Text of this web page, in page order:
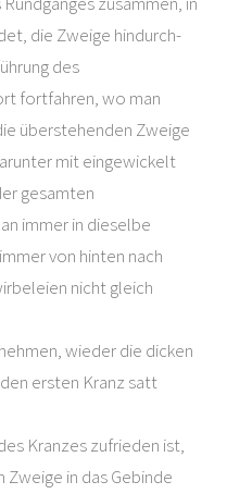
die Zweige hindurch-
des
fortfahren, wo man
überstehenden Zweige
mit eingewickelt
gesamten
immer in dieselbe
von hinten nach
nicht gleich
wieder die dicken
ersten Kranz satt
Kranzes zufrieden ist,
in das Gebinde